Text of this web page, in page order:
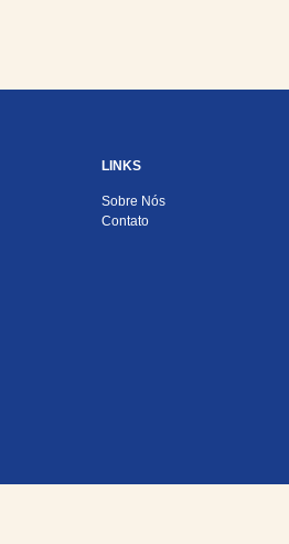
LINKS
Sobre Nós
Contato